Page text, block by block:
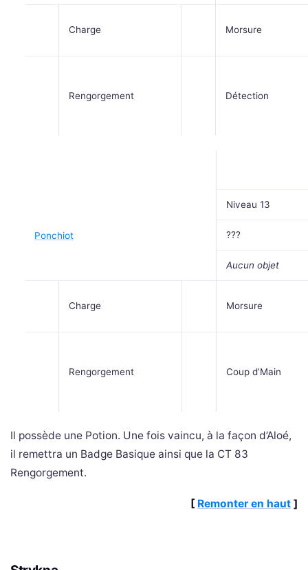
Charge Morsure
Rengorgement Détection
Ponchiot
Niveau 13
???
Aucun objet
Charge Morsure
Rengorgement Coup d’Main
Il possède une Potion. Une fois vaincu, à la façon d’Aloé,
il remettra un Badge Basique ainsi que la CT 83
Rengorgement.
[ Remonter en haut ]